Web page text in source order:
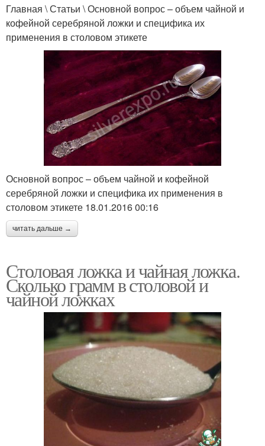
Главная \ Статьи \ Основной вопрос – объем чайной и
кофейной серебряной ложки и специфика их
применения в столовом этикете
Основной вопрос – объем чайной и кофейной
серебряной ложки и специфика их применения в
столовом этикете 18.01.2016 00:16
читать дальше →
Столовая ложка и чайная ложка.
Сколько грамм в столовой и
чайной ложках